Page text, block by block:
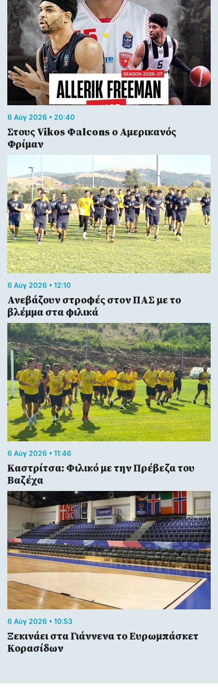
6 Αύγ 2026 • 20:40
Στους Vikos Φalcons ο Αμερικανός
Φρίμαν
6 Αύγ 2026 • 12:10
Ανεβάζουν στροφές στον ΠΑΣ με το
βλέμμα στα φιλικά
6 Αύγ 2026 • 11:46
Καστρίτσα: Φιλικό με την Πρέβεζα του
Βαζέχα
6 Αύγ 2026 • 10:53
Ξεκινάει στα Γιάννενα το Ευρωμπάσκετ
Κορασίδων